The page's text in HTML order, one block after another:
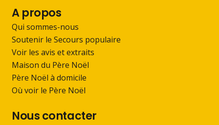
A propos
Qui sommes-nous
Soutenir le Secours populaire
Voir les avis et extraits
Maison du Père Noël
Père Noël à domicile
Où voir le Père Noël
Nous contacter